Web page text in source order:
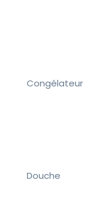
Congélateur
Douche